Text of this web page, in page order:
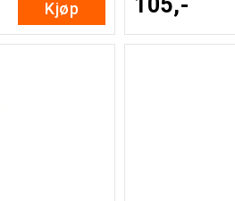
Kjøp